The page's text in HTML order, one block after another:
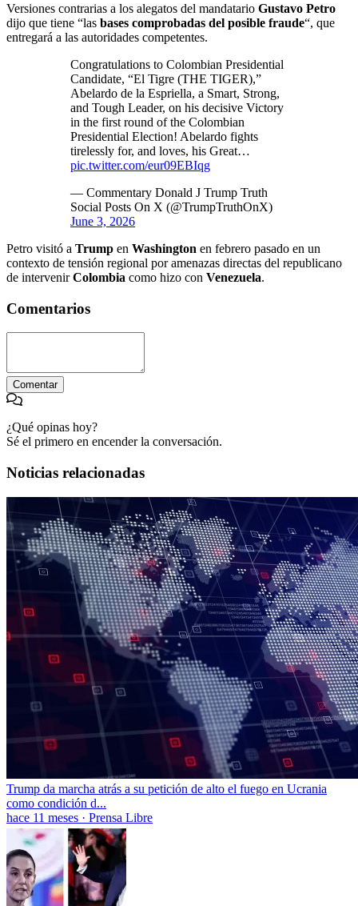
Versiones contrarias a los alegatos del mandatario Gustavo Petro
dijo que tiene “las bases comprobadas del posible fraude“, que
entregará a las autoridades competentes.
Congratulations to Colombian Presidential
Candidate, “El Tigre (THE TIGER),”
Abelardo de la Espriella, a Smart, Strong,
and Tough Leader, on his decisive Victory
in the first round of the Colombian
Presidential Election! Abelardo fights
tirelessly for, and loves, his Great…
pic.twitter.com/eur09EBIqg
— Commentary Donald J Trump Truth
Social Posts On X (@TrumpTruthOnX)
June 3, 2026
Petro visitó a Trump en Washington en febrero pasado en un
contexto de tensión regional por amenazas directas del republicano
de intervenirColombia como hizo con Venezuela.
Comentarios
Comentar
¿Qué opinas hoy?
Sé el primero en encender la conversación.
Noticias relacionadas
Trump da marcha atrás a su petición de alto el fuego en Ucrania
como condición d...
hace 11 meses · Prensa Libre